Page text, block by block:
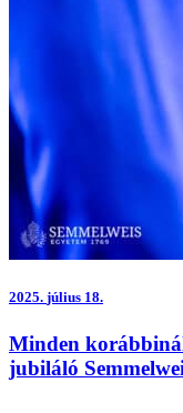
2025. július 18.
Minden
jubiláló